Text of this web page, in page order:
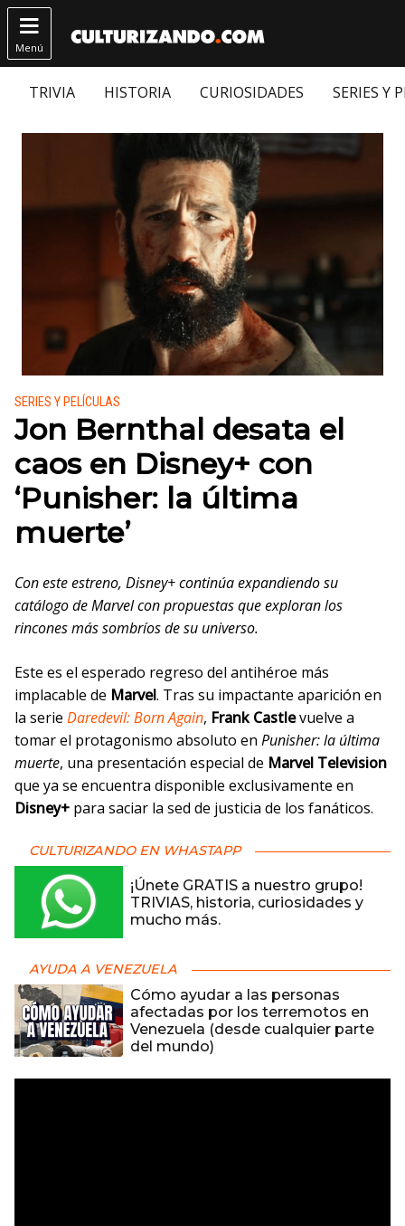

Menú
TRIVIA HISTORIA CURIOSIDADES SERIES Y
Publicado en:
SERIES Y PELÍCULAS
Jon Bernthal desata el
caos en Disney+ con
‘Punisher: la última
muerte’
Con este estreno, Disney+ continúa expandiendo su
catálogo de Marvel con propuestas que exploran los
rincones más sombríos de su universo.
Este es el esperado regreso del antihéroe más
implacable de Marvel. Tras su impactante aparición en
la serie Daredevil: Born Again, Frank Castlevuelve a
tomar el protagonismo absoluto en Punisher: la última
muerte, una presentación especial de Marvel Television
que ya se encuentra disponible exclusivamente en
Disney+ para saciar la sed de justicia de los fanáticos.
CULTURIZANDO EN WHASTAPP
¡Únete GRATIS a nuestro grupo!
TRIVIAS, historia, curiosidades y
mucho más.
AYUDA A VENEZUELA
Cómo ayudar a las personas
afectadas por los terremotos en
Venezuela (desde cualquier parte
del mundo)